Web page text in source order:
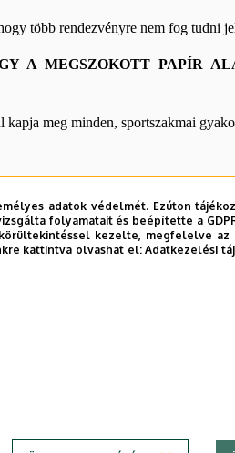
több rendezvényre nem fog tudni
A MEGSZOKOTT PAPÍR
meg minden, sportszakmai
szíveskedjenek leadni! Határidőn
adatok védelmét. Ezúton
folyamatait és beépítette a
kezelte, megfelelve
kattintva olvashat el:Adatkezelési